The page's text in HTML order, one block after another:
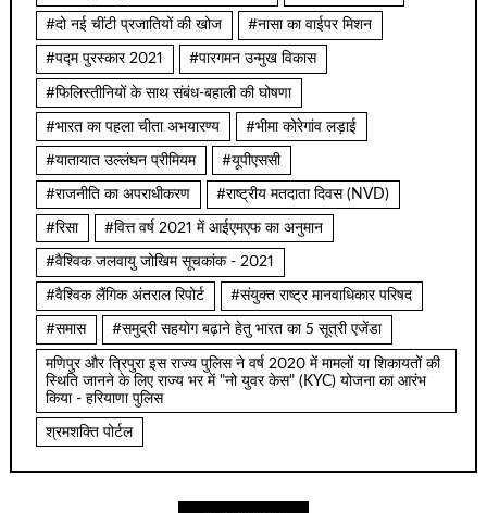
#दो नई चींटी प्रजातियों की खोज #नासा का वाईपर मिशन
#पद्म पुरस्कार 2021 #पारगमन उन्मुख विकास
#फिलिस्तीनियों के साथ संबंध-बहाली की घोषणा
#भारत का पहला चीता अभयारण्य #भीमा कोरेगांव लड़ाई
#यातायात उल्लंघन प्रीमियम #यूपीएससी
#राजनीति का अपराधीकरण #राष्ट्रीय मतदाता दिवस (NVD)
#रिसा #वित्त वर्ष 2021 में आईएमएफ का अनुमान
#वैश्विक जलवायु जोखिम सूचकांक - 2021
#वैश्विक लैंगिक अंतराल रिपोर्ट #संयुक्त राष्ट्र मानवाधिकार परिषद
#समास #समुद्री सहयोग बढ़ाने हेतु भारत का 5 सूत्री एजेंडा
मणिपुर और त्रिपुरा इस राज्य पुलिस ने वर्ष 2020 में मामलों या शिकायतों की
स्थिति जानने के लिए राज्य भर में "नो युवर केस" (KYC) योजना का आरंभ
किया - हरियाणा पुलिस
श्रमशक्ति पोर्टल